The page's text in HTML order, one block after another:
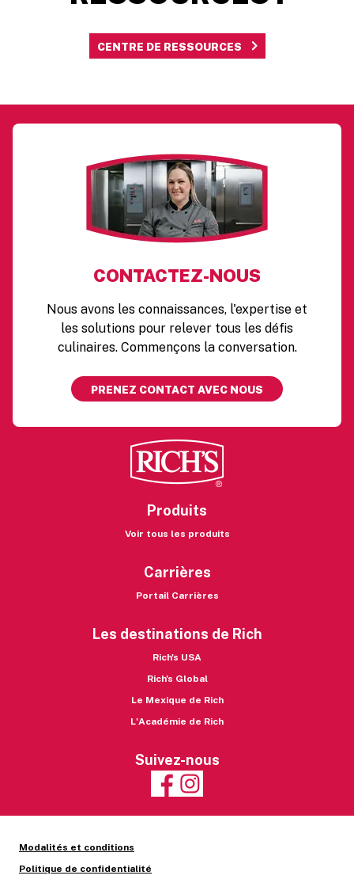
CENTRE DE RESSOURCES
CONTACTEZ-NOUS
Nous avons les connaissances, l'expertise et
les solutions pour relever tous les défis
culinaires. Commençons la conversation.
PRENEZ CONTACT AVEC NOUS
Produits
Voir tous les produits
Carrières
Portail Carrières
Les destinations de Rich
Rich's USA
Rich's Global
Le Mexique de Rich
L'Académie de Rich
Suivez-nous
Modalités et conditions
Politique de confidentialité